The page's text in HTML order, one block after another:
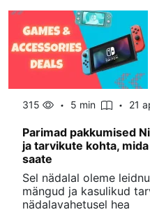
315 5 min 21
Parimad pakkumised
ja tarvikute kohta,
saate
Sel nädalal oleme
mängud ja kasulikud
nädalavahetusel hea